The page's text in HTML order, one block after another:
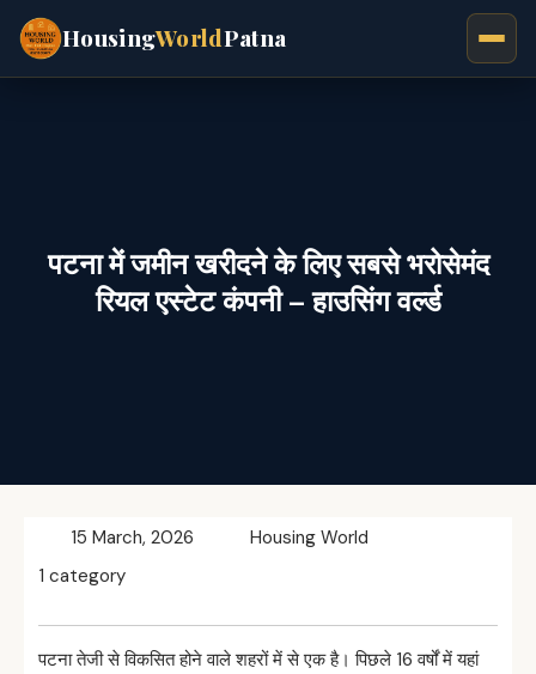
HousingWorldPatna
पटना में जमीन खरीदने के लिए सबसे भरोसेमंद
रियल एस्टेट कंपनी – हाउसिंग वर्ल्ड
15 March, 2026
Housing World
1 category
पटना तेजी से विकसित होने वाले शहरों में से एक है। पिछले 16 वर्षों में यहां